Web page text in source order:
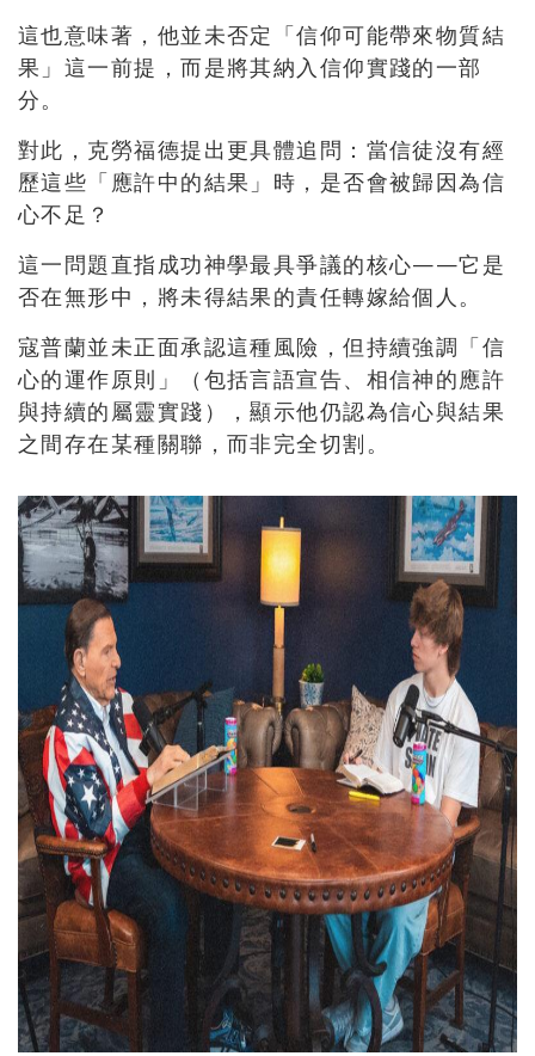
這也意味著，他並未否定「信仰可能帶來物質結
果」這一前提，而是將其納入信仰實踐的一部
分。
對此，克勞福德提出更具體追問：當信徒沒有經
歷這些「應許中的結果」時，是否會被歸因為信
心不足？
這一問題直指成功神學最具爭議的核心——它是
否在無形中，將未得結果的責任轉嫁給個人。
寇普蘭並未正面承認這種風險，但持續強調「信
心的運作原則」（包括言語宣告、相信神的應許
與持續的屬靈實踐），顯示他仍認為信心與結果
之間存在某種關聯，而非完全切割。